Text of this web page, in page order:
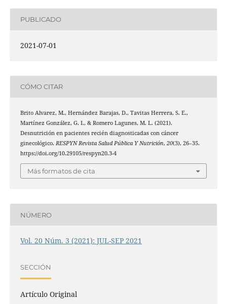
PUBLICADO
2021-07-01
CÓMO CITAR
Brito Alvarez, M., Hernández Barajas, D., Tavitas Herrera, S. E.,
Martínez González, G. I., & Romero Lagunes, M. L. (2021).
Desnutrición en pacientes recién diagnosticadas con cáncer
ginecológico. RESPYN Revista Salud Pública Y Nutrición, 20(3), 26–35.
https://doi.org/10.29105/respyn20.3-4
Más formatos de cita
NÚMERO
Vol. 20 Núm. 3 (2021): JUL-SEP 2021
SECCIÓN
Artículo Original